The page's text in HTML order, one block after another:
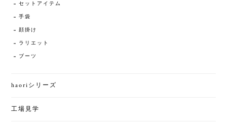
セットアイテム
手袋
顔掛け
ラリエット
ブーツ
haoriシリーズ
工場見学